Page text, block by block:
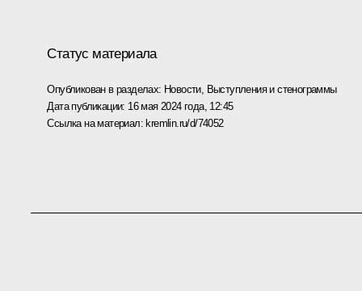
Статус материала
Опубликован в разделах: Новости, Выступления и стенограммы
Дата публикации: 16 мая 2024 года, 12:45
Ссылка на материал: kremlin.ru/d/74052